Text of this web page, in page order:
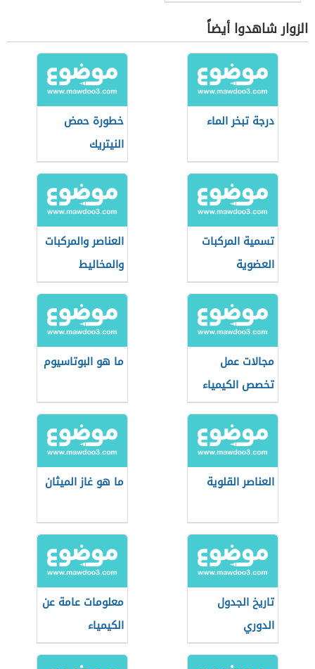
الزوار شاهدوا أيضاً
درجة تبخر الماء
خطورة حمض
النيتريك
تسمية المركبات
العضوية
العناصر والمركبات
والمخاليط
مجالات عمل
تخصص الكيمياء
التطبيقية
ما هو البوتاسيوم
العناصر القلوية ما هو غاز الميثان
تاريخ الجدول
الدوري
معلومات عامة عن
الكيمياء